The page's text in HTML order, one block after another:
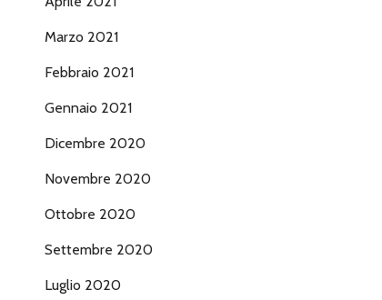
Marzo 2021
Febbraio 2021
Gennaio 2021
Dicembre 2020
Novembre 2020
Ottobre 2020
Settembre 2020
Luglio 2020